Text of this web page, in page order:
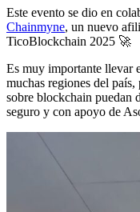
Este evento se dio en
Chainmyne, un nuevo
TicoBlockchain 2025 🚀
Es muy importante llevar
muchas regiones del país,
sobre blockchain puedan
seguro y con apoyo de